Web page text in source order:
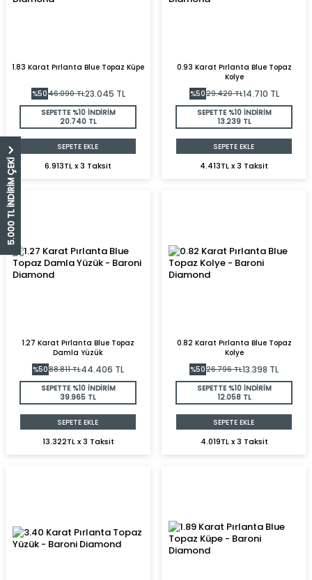
5.000 TL İNDİRİM ÇEKİ
1.83 Karat Pırlanta Blue Topaz Küpe
%5046.090TL23.045 TL
SEPETTE %10 İNDİRİM
20.740 TL
SEPETE EKLE
6.913TL x 3 Taksit
0.93 Karat Pırlanta Blue Topaz
Kolye
%5029.420TL14.710 TL
SEPETTE %10 İNDİRİM
13.239 TL
SEPETE EKLE
4.413TL x 3 Taksit
1.27 Karat Pırlanta Blue Topaz
Damla Yüzük
%5088.811TL44.406 TL
SEPETTE %10 İNDİRİM
39.965 TL
SEPETE EKLE
13.322TL x 3 Taksit
0.82 Karat Pırlanta Blue Topaz
Kolye
%5026.796TL13.398 TL
SEPETTE %10 İNDİRİM
12.058 TL
SEPETE EKLE
4.019TL x 3 Taksit